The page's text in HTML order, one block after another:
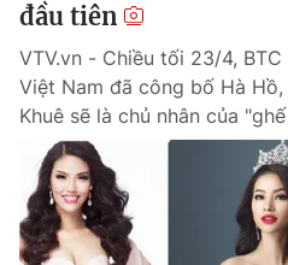
đầu tiên
VTV.vn - Chiều tối 23/4,
Việt Nam đã công bố Hà
Khuê sẽ là chủ nhân của